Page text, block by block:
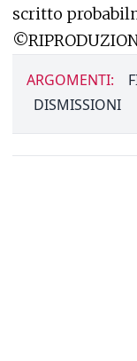
scritto
ARGOMENTI:
DISMISSIONI